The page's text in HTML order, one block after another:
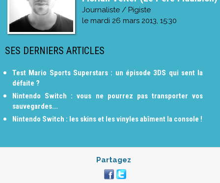
Journaliste / Pigiste
le mardi 26 mars 2013, 15:30
SES DERNIERS ARTICLES
Test Mario Sports Superstars : un épisode 3DS qui sent la
défaite ?
Nintendo Switch : vous ne pourrez pas transporter vos
sauvegardes...
Nintendo Switch : les skins et les vinyles abîment la console !
Partagez